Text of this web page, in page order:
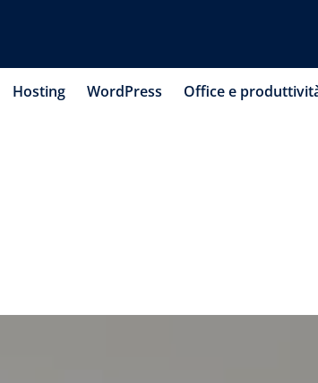
Hosting WordPress Office e